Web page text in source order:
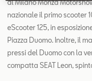
al Milano Monza
nazionale il primo scooter
eScooter 125, in
Piazza Duomo. Inoltre, il
pressi del Duomo con la
compatta SEAT Leon,